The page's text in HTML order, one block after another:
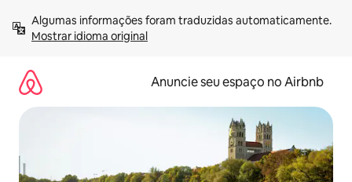
para
Mostrar idioma original
Anuncie seu espaço no Airbnb